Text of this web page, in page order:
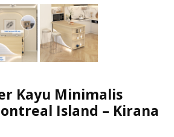
Kayu Minimalis
Island – Kirana